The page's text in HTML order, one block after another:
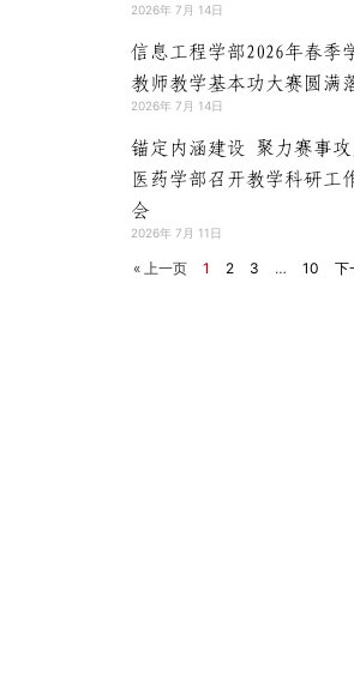
2026年 7月 14日
信息工程学部2026年春季
教师教学基本功大赛圆满
2026年 7月 14日
锚定内涵建设 聚力赛事
医药学部召开教学科研工
会
2026年 7月 11日
« 上一页 1 2 3 … 10 下